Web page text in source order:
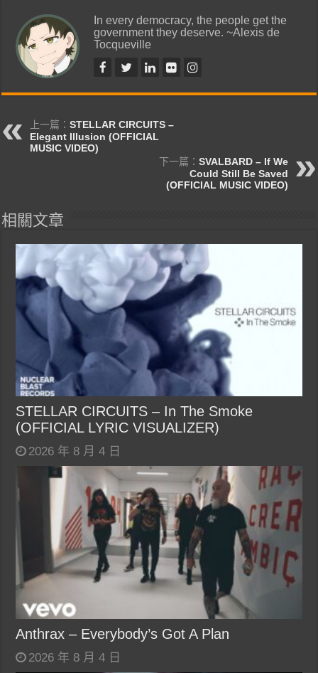
In every democracy, the people get the
government they deserve. ~Alexis de
Tocqueville
上一篇：STELLAR CIRCUITS –
Elegant Illusion (OFFICIAL
MUSIC VIDEO)
下一篇： SVALBARD – If We
Could Still Be Saved
(OFFICIAL MUSIC VIDEO)
相關文章
STELLAR CIRCUITS – In The Smoke
(OFFICIAL LYRIC VISUALIZER)
2026 年 8 月 4 日
Anthrax – Everybody’s Got A Plan
2026 年 8 月 4 日